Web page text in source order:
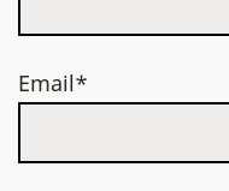
Email*